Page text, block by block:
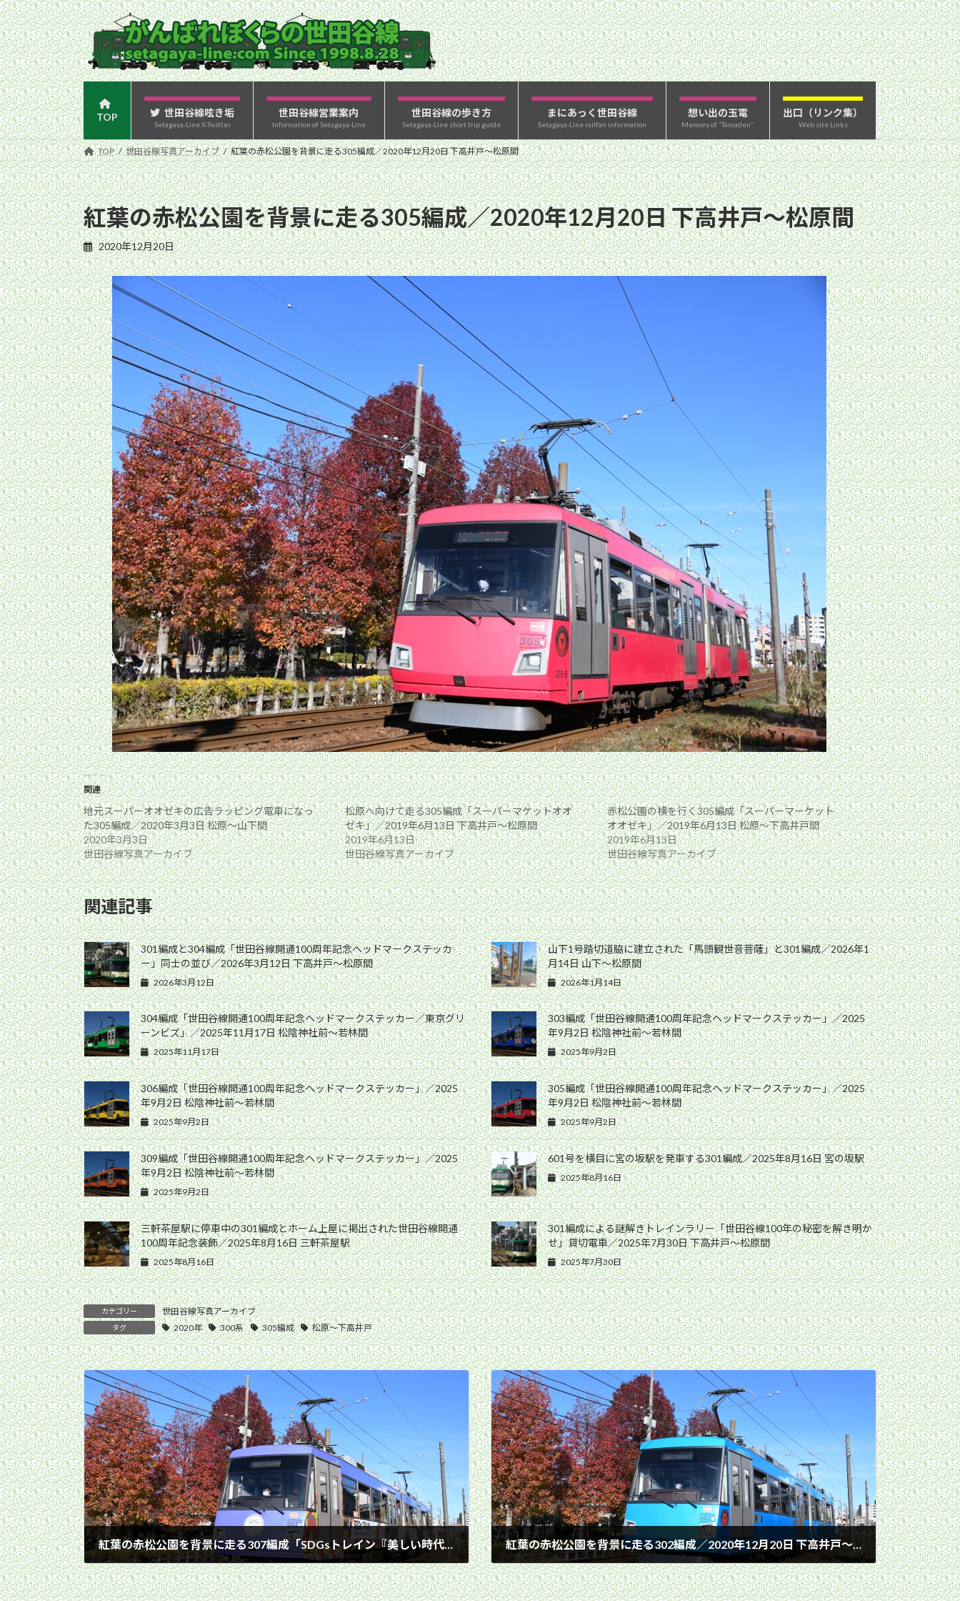
コ
ン
テ
ン
ツ
へ
ス
キ
ッ
プ
ナ
ビ
ゲ
ー
シ
ョ
ン
に
移
動
TOP 世田谷線呟き垢
Setagaya-Line X-Twitter
世田谷線営業案内
Information of Setagaya-Line
世田谷線の歩き方
Setagaya-Line short trip guide
まにあっく世田谷線
Setagaya-Line railfan information
想い出の玉電
Memory of “Tamaden”
出口（リンク集）
Web site Links
TOP 世田谷線写真アーカイブ 紅葉の赤松公園を背景に走る305編成／2020年12月20日 下高井戸〜松原間
紅葉の赤松公園を背景に走る305編成／2020年12月20日 下高井戸〜松原間
2020年12月20日
関連
地元スーパーオオゼキの広告ラッピング電車になっ
た305編成／2020年3月3日 松原〜山下間
2020年3月3日
世田谷線写真アーカイブ
松原へ向けて走る305編成「スーパーマケットオオ
ゼキ」／2019年6月13日 下高井戸〜松原間
2019年6月13日
世田谷線写真アーカイブ
赤松公園の横を行く305編成「スーパーマーケット
オオゼキ」／2019年6月13日 松原〜下高井戸間
2019年6月13日
世田谷線写真アーカイブ
関連記事
301編成と304編成「世田谷線開通100周年記念ヘッドマークステッカ
ー」同士の並び／2026年3月12日 下高井戸〜松原間
2026年3月12日
山下1号踏切道脇に建立された「馬頭観世音菩薩」と301編成／2026年1
月14日 山下〜松原間
2026年1月14日
304編成「世田谷線開通100周年記念ヘッドマークステッカー／東京グリ
ーンビズ」／2025年11月17日 松陰神社前〜若林間
2025年11月17日
303編成「世田谷線開通100周年記念ヘッドマークステッカー」／2025
年9月2日 松陰神社前〜若林間
2025年9月2日
306編成「世田谷線開通100周年記念ヘッドマークステッカー」／2025
年9月2日 松陰神社前〜若林間
2025年9月2日
305編成「世田谷線開通100周年記念ヘッドマークステッカー」／2025
年9月2日 松陰神社前〜若林間
2025年9月2日
309編成「世田谷線開通100周年記念ヘッドマークステッカー」／2025
年9月2日 松陰神社前〜若林間
2025年9月2日
601号を横目に宮の坂駅を発車する301編成／2025年8月16日 宮の坂駅
2025年8月16日
三軒茶屋駅に停車中の301編成とホーム上屋に掲出された世田谷線開通
100周年記念装飾／2025年8月16日 三軒茶屋駅
2025年8月16日
301編成による謎解きトレインラリー「世田谷線100年の秘密を解き明か
せ」貸切電車／2025年7月30日 下高井戸〜松原間
2025年7月30日
カテゴリー 世田谷線写真アーカイブ
タグ 2020年 300系 305編成 松原〜下高井戸
紅葉の赤松公園を背景に走る307編成「SDGsトレイン『美しい時代へ号』」／2020年12月20日 下高井戸〜松原間
2020年12月20日
紅葉の赤松公園を背景に走る302編成／2020年12月20日 下高井戸〜松原間
2020年12月20日